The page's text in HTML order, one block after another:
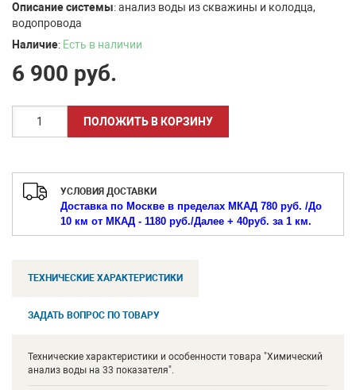
Описание системы: анализ воды из скважины и колодца,
водопровода
Наличие: Есть в наличии
6 900 руб.
УСЛОВИЯ ДОСТАВКИ
Доставка по Москве в пределах МКАД 780 руб. /До
10 км от МКАД - 1180 руб./Далее + 40руб. за 1 км.
ТЕХНИЧЕСКИЕ ХАРАКТЕРИСТИКИ
ЗАДАТЬ ВОПРОС ПО ТОВАРУ
Технические характеристики и особенности товара "Химический
анализ воды на 33 показателя".